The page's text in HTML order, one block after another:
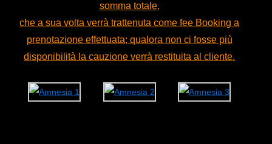
somma totale,
che a sua volta verrà trattenuta come fee Booking a
prenotazione effettuata; qualora non ci fosse più
disponibilità la cauzione verrà restituita al cliente.